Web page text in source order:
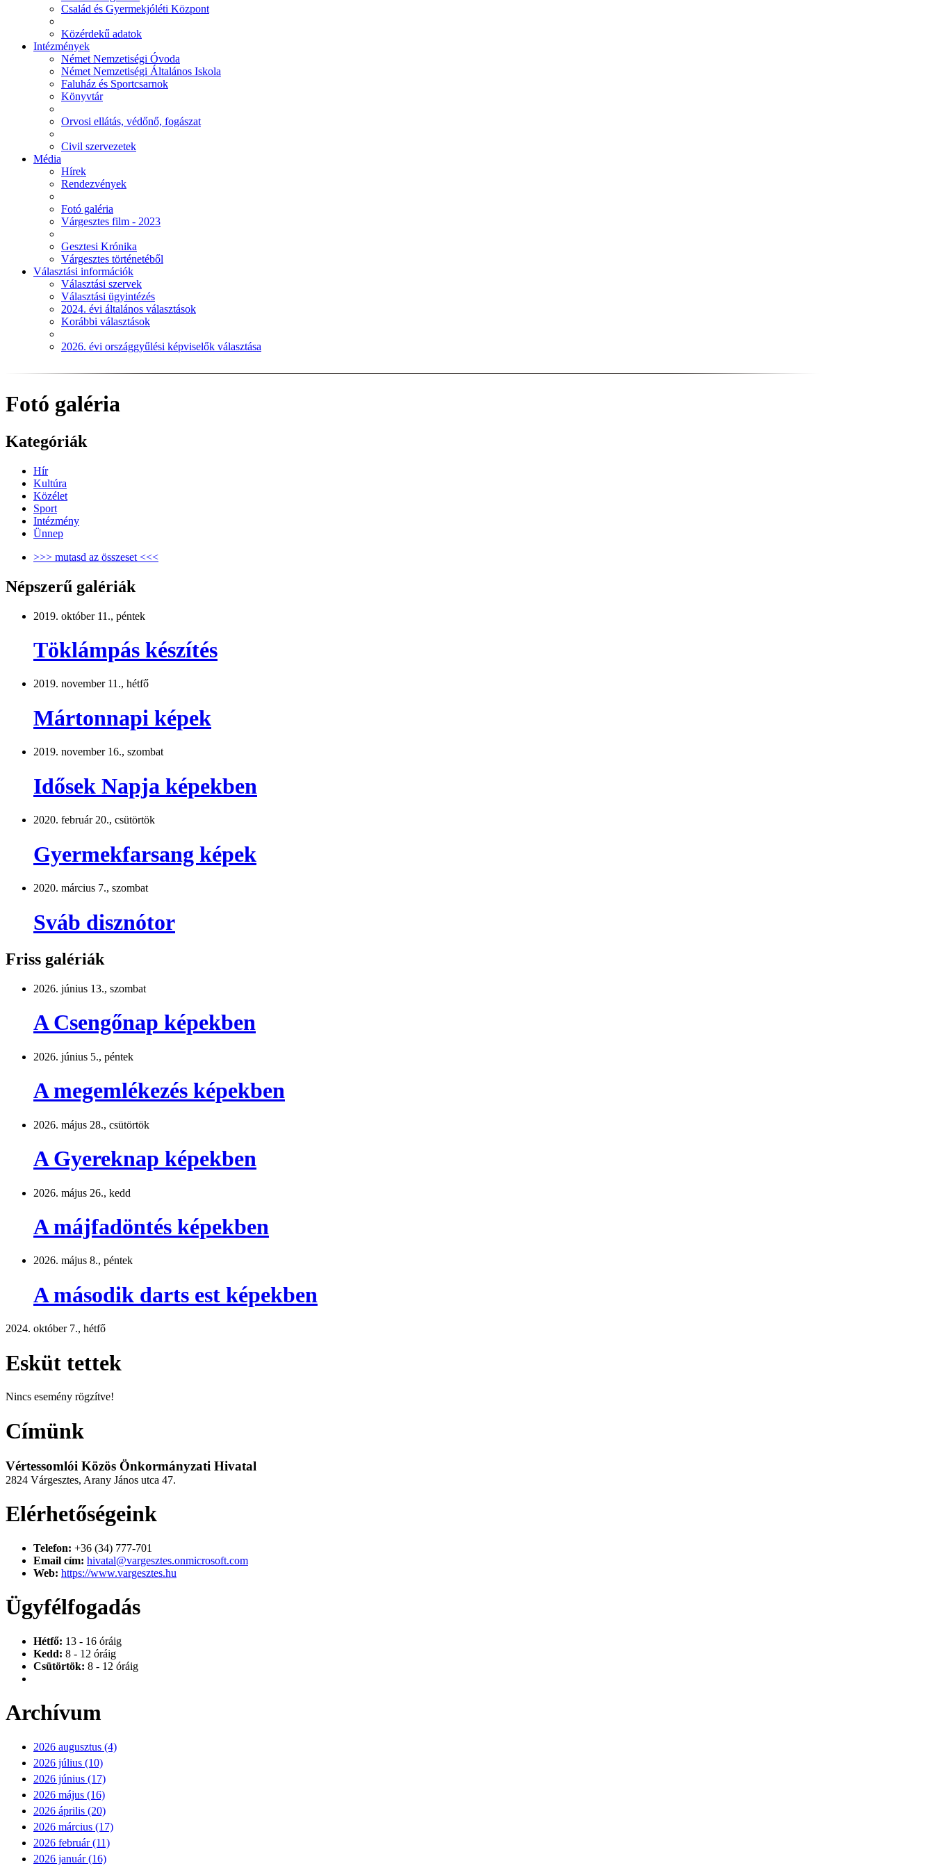
Család és Gyermekjóléti Központ
Közérdekű adatok
Intézmények
Német Nemzetiségi Óvoda
Német Nemzetiségi Általános Iskola
Faluház és Sportcsarnok
Könyvtár
Orvosi ellátás, védőnő, fogászat
Civil szervezetek
Média
Hírek
Rendezvények
Fotó galéria
Várgesztes film - 2023
Gesztesi Krónika
Várgesztes történetéből
Választási információk
Választási szervek
Választási ügyintézés
2024. évi általános választások
Korábbi választások
2026. évi országgyűlési képviselők választása
Fotó galéria
Kategóriák
Hír
Kultúra
Közélet
Sport
Intézmény
Ünnep
>>> mutasd az összeset <<<
Népszerű galériák
2019. október 11., péntek
Töklámpás készítés
2019. november 11., hétfő
Mártonnapi képek
2019. november 16., szombat
Idősek Napja képekben
2020. február 20., csütörtök
Gyermekfarsang képek
2020. március 7., szombat
Sváb disznótor
Friss galériák
2026. június 13., szombat
A Csengőnap képekben
2026. június 5., péntek
A megemlékezés képekben
2026. május 28., csütörtök
A Gyereknap képekben
2026. május 26., kedd
A májfadöntés képekben
2026. május 8., péntek
A második darts est képekben
2024. október 7., hétfő
Esküt tettek
Nincs esemény rögzítve!
Címünk
Vértessomlói Közös Önkormányzati Hivatal
2824 Várgesztes, Arany János utca 47.
Elérhetőségeink
Telefon: +36 (34) 777-701
Email cím: hivatal@vargesztes.onmicrosoft.com
Web: https://www.vargesztes.hu
Ügyfélfogadás
Hétfő: 13 - 16 óráig
Kedd: 8 - 12 óráig
Csütörtök: 8 - 12 óráig
Archívum
2026 augusztus (4)
2026 július (10)
2026 június (17)
2026 május (16)
2026 április (20)
2026 március (17)
2026 február (11)
2026 január (16)